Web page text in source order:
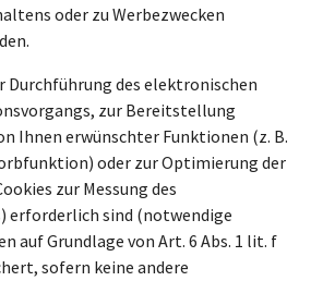
oder zu Werbezwecken
Durchführung des elektronischen
zur Bereitstellung
Ihnen erwünschter Funktionen (z. B.
oder zur Optimierung der
zur Messung des
erforderlich sind (notwendige
auf Grundlage von Art. 6 Abs. 1 lit. f
sofern keine andere